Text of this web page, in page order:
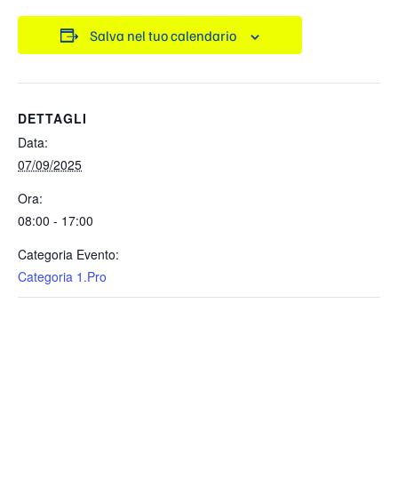
Salva nel tuo calendario
DETTAGLI
Data:
07/09/2025
Ora:
08:00 - 17:00
Categoria Evento:
Categoria 1.Pro